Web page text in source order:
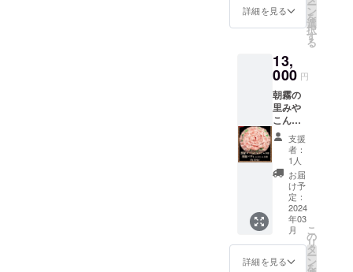
ベール
地区 ア
数：13
度 ブド
ウ品
種：
シャル
ドネ
100%
飲む人
を選ば
ず、万
人受け
しやす
いおす
すめの
ワイン
通信販
種：シ
ンも充
分楽し
めるシ
ラーズ
種、や
や甘
口、
ムース
（泡）
までき
れいな
紅色ス
パーク
リン
グ。食
中・食
す。 ■
り冷凍
保存で
30日
木町
6316番
(朝霧の
こん
じょ敷
地内) 電
話：
0986-
38-
1129 発
送の際
は『ト
レーに
入った
状態』
を各種
化粧箱
に梱包
致しま
す。 ■
詳細を見る ー
ン
を
選
択
す
る
13,
000 円
朝霧の
里みや
こん
じょ(直
売所
ATOM)
より発
送致し
ます。
〒885-
0003 宮
崎県都
城市高
木町
支援
者：
1人
お届
け予
定：
2024
年03
月
詳細を見る
こ
の
リ
タ
ー
ン
を